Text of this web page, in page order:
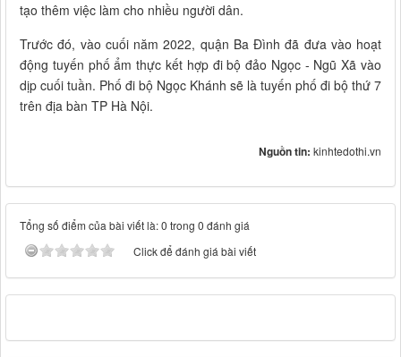
tạo thêm việc làm cho nhiều người dân.
Trước đó, vào cuối năm 2022, quận Ba Đình đã đưa vào hoạt
động tuyến phố ẩm thực kết hợp đi bộ đảo Ngọc - Ngũ Xã vào
dịp cuối tuần. Phố đi bộ Ngọc Khánh sẽ là tuyến phố đi bộ thứ 7
trên địa bàn TP Hà Nội.
Nguồn tin: kinhtedothi.vn
Tổng số điểm của bài viết là: 0 trong 0 đánh giá
Click để đánh giá bài viết